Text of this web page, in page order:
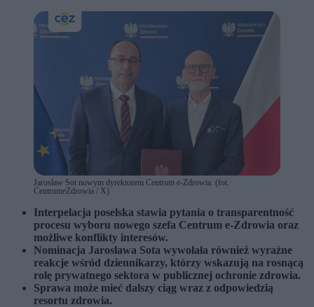
Jarosław Sot nowym dyrektorem Centrum e‑Zdrowia. (fot.
CentrumeZdrowia / X)
Interpelacja poselska stawia pytania o transparentność
procesu wyboru nowego szefa Centrum e-Zdrowia oraz
możliwe konflikty interesów.
Nominacja Jarosława Sota wywołała również wyraźne
reakcje wśród dziennikarzy, którzy wskazują na rosnącą
rolę prywatnego sektora w publicznej ochronie zdrowia.
Sprawa może mieć dalszy ciąg wraz z odpowiedzią
resortu zdrowia.